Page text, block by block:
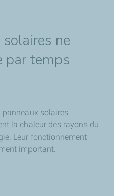
ne
par temps
panneaux solaires
la chaleur des rayons du
Leur fonctionnement
important.